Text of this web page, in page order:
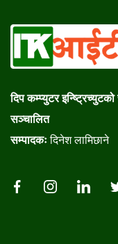
दिप कम्प्युटर इन्ष्ट्रिच्युटको
सञ्चालित
सम्पादकःदिनेश लामिछाने